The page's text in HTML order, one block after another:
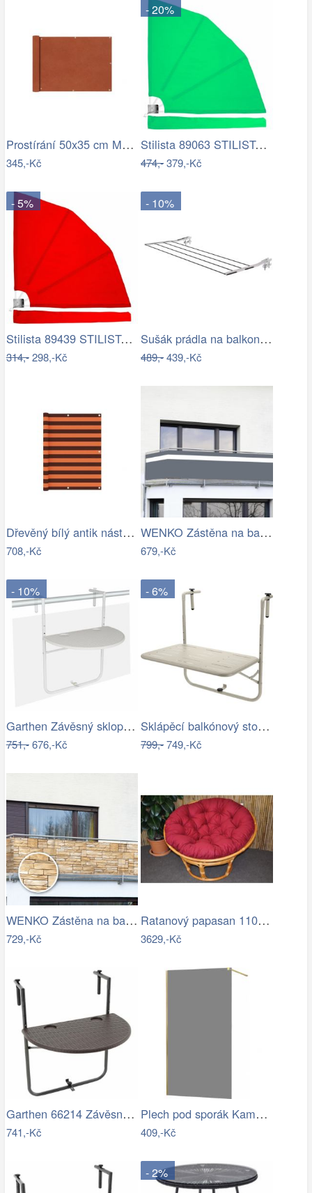
Prostírání 50x35 cm MALA Bloomingville …
345,-Kč
- 20%
Stilista 89063 STILISTA Balkonová…
474,-379,-Kč
- 5%
Stilista 89439 STILISTA Balkonová…
314,-298,-Kč
- 10%
Sušák prádla na balkonové zábradlí Ring
489,-439,-Kč
Dřevěný bílý antik nástěnný držák na…
708,-Kč
WENKO Zástěna na balkon Antracit s…
679,-Kč
- 10%
Garthen Závěsný sklopný stolek…
751,-676,-Kč
- 6%
Sklápěcí balkónový stolek, 60 x 43 x 70…
799,-749,-Kč
WENKO Zástěna na balkon Zeď
729,-Kč
Ratanový papasan 110 - medová - AX
3629,-Kč
Garthen 66214 Závěsný sklopný stolek…
741,-Kč
Plech pod sporák Kamna - lakovaný,…
409,-Kč
- 2%